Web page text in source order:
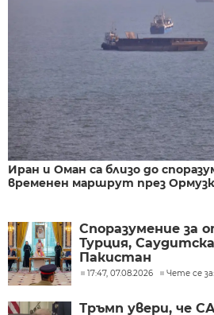
Иран и Оман са близо до
временен маршрут през
Споразумение за
Турция,
Пакистан
17:47, 07.08.2026 Чете се
Тръмп увери, че